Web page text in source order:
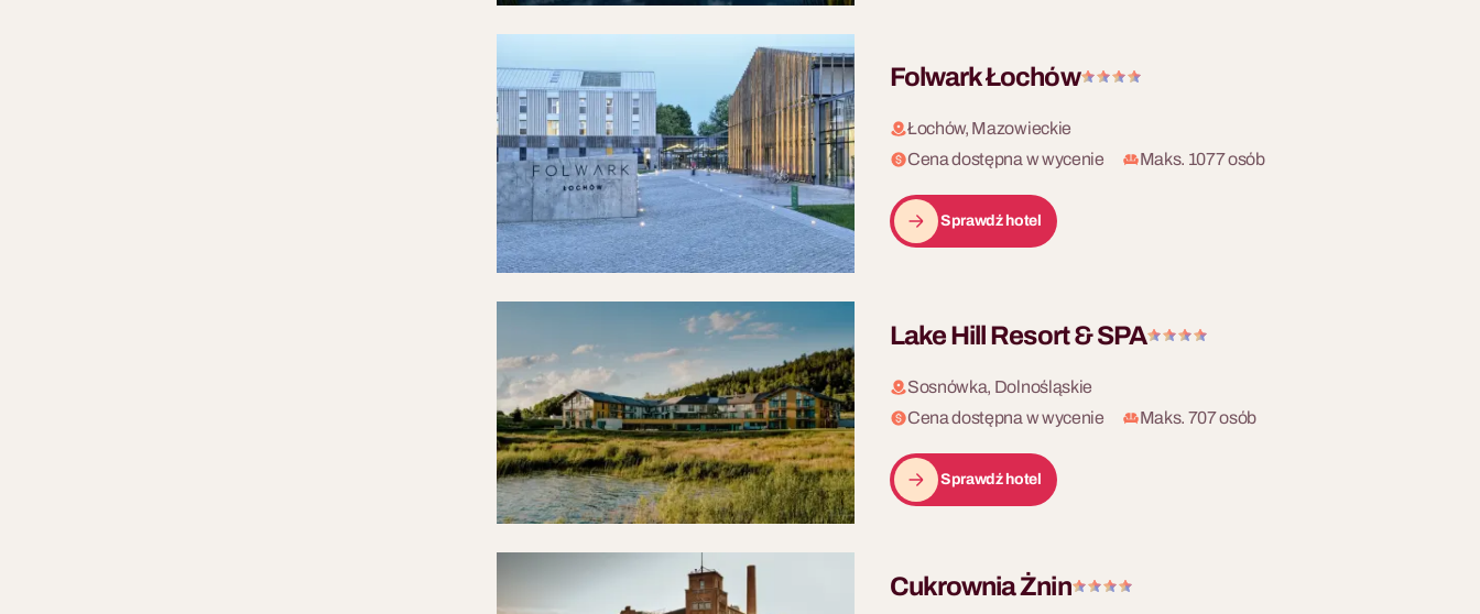
Folwark Łochów
Łochów, Mazowieckie
Cena dostępna w wycenie
Maks. 1077 osób
Sprawdź hotel
Lake Hill Resort & SPA
Sosnówka, Dolnośląskie
Cena dostępna w wycenie
Maks. 707 osób
Sprawdź hotel
Cukrownia Żnin